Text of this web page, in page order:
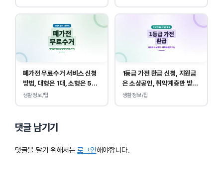
폐가전 무료수거 서비스 신청
방법, 대형은 1대, 소형은 5개
부터 무상입니다.
생활정보/팁
1등급 가전 환급 신청, 지원금
은 소상공인, 취약계층만 받
을 수 있습니다.
생활정보/팁
댓글 남기기
댓글을 달기 위해서는로그인해야합니다.